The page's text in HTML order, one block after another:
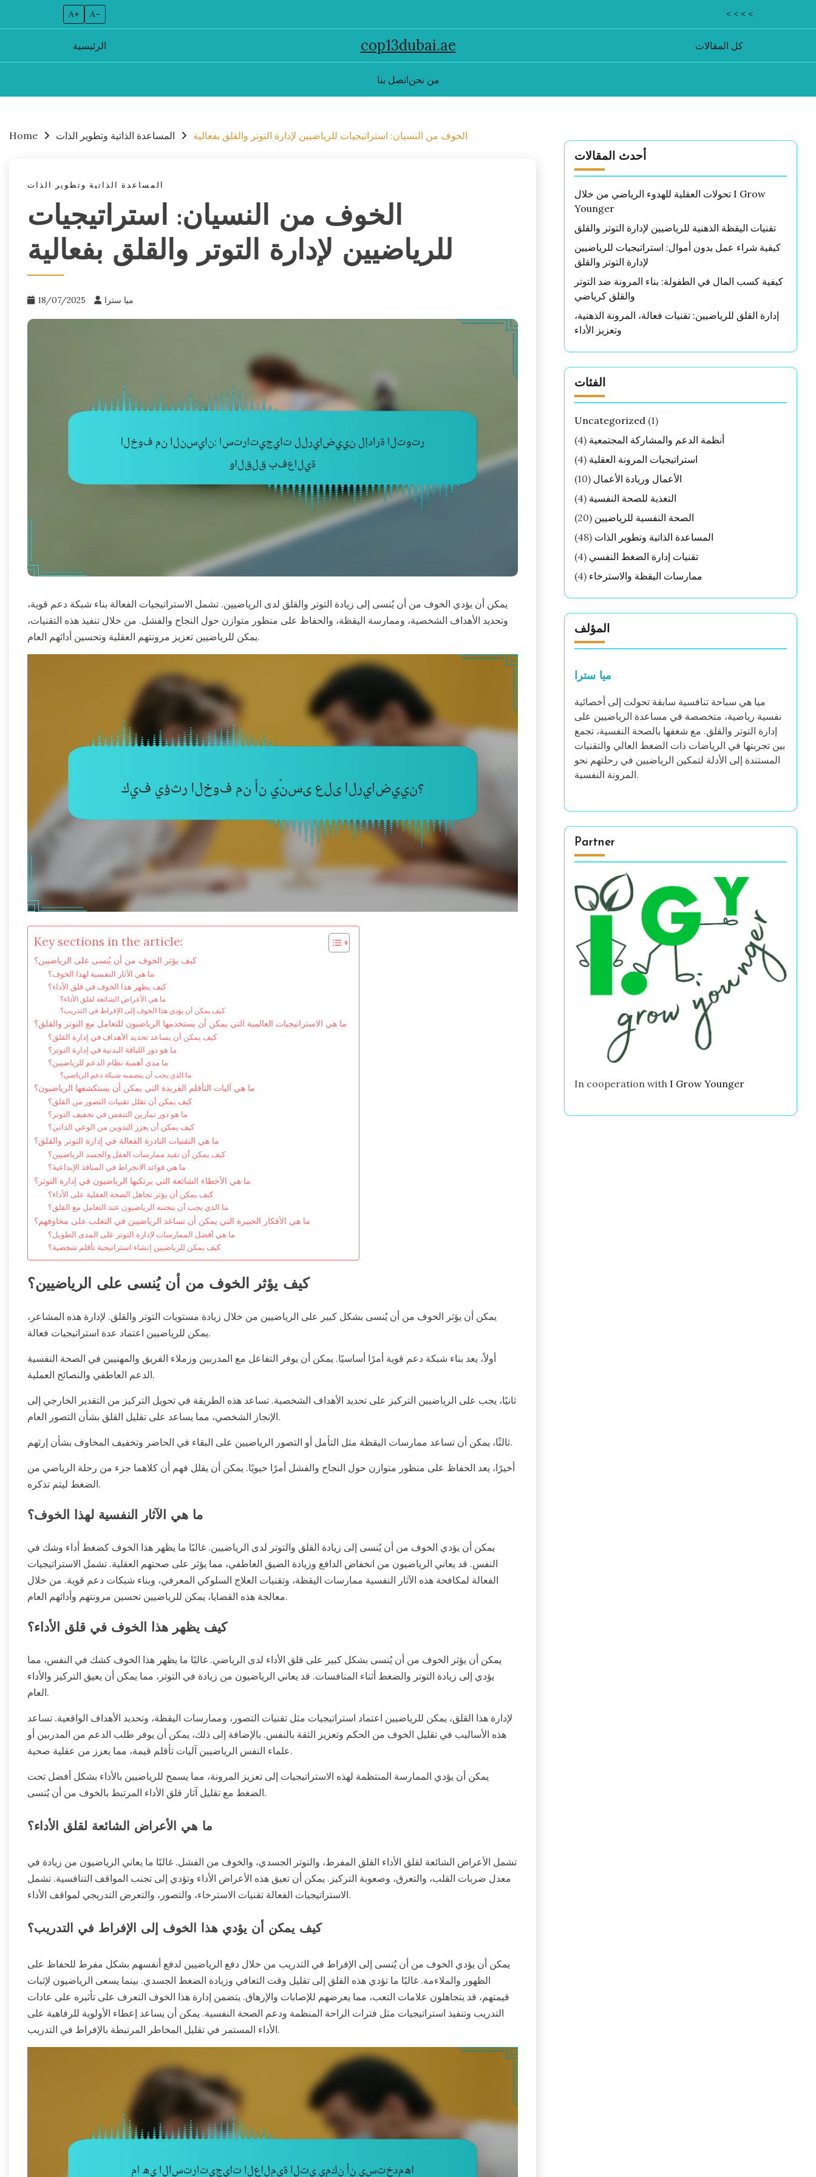
A+ A– < < < <
الرئيسية cop13dubai.ae كل المقالات
اتصل بنامن نحن
content
Home المساعدة الذاتية وتطوير الذات الخوف من النسيان: استراتيجيات للرياضيين لإدارة التوتر والقلق بفعالية
المساعدة الذاتية وتطوير الذات
الخوف من النسيان: استراتيجيات
للرياضيين لإدارة التوتر والقلق بفعالية
18/07/2025 ميا سترا
يمكن أن يؤدي الخوف من أن يُنسى إلى زيادة التوتر والقلق لدى الرياضيين. تشمل الاستراتيجيات الفعالة بناء شبكة دعم قوية،
وتحديد الأهداف الشخصية، وممارسة اليقظة، والحفاظ على منظور متوازن حول النجاح والفشل. من خلال تنفيذ هذه التقنيات،
يمكن للرياضيين تعزيز مرونتهم العقلية وتحسين أدائهم العام.
Key sections in the article:
كيف يؤثر الخوف من أن يُنسى على الرياضيين؟
ما هي الآثار النفسية لهذا الخوف؟
كيف يظهر هذا الخوف في قلق الأداء؟
ما هي الأعراض الشائعة لقلق الأداء؟
كيف يمكن أن يؤدي هذا الخوف إلى الإفراط في التدريب؟
ما هي الاستراتيجيات العالمية التي يمكن أن يستخدمها الرياضيون للتعامل مع التوتر والقلق؟
كيف يمكن أن يساعد تحديد الأهداف في إدارة القلق؟
ما هو دور اللياقة البدنية في إدارة التوتر؟
ما مدى أهمية نظام الدعم للرياضيين؟
ما الذي يجب أن يتضمنه شبكة دعم الرياضي؟
ما هي آليات التأقلم الفريدة التي يمكن أن يستكشفها الرياضيون؟
كيف يمكن أن تقلل تقنيات التصور من القلق؟
ما هو دور تمارين التنفس في تخفيف التوتر؟
كيف يمكن أن يعزز التدوين من الوعي الذاتي؟
ما هي التقنيات النادرة الفعالة في إدارة التوتر والقلق؟
كيف يمكن أن تفيد ممارسات العقل والجسد الرياضيين؟
ما هي فوائد الانخراط في المنافذ الإبداعية؟
ما هي الأخطاء الشائعة التي يرتكبها الرياضيون في إدارة التوتر؟
كيف يمكن أن يؤثر تجاهل الصحة العقلية على الأداء؟
ما الذي يجب أن يتجنبه الرياضيون عند التعامل مع القلق؟
ما هي الأفكار الخبيرة التي يمكن أن تساعد الرياضيين في التغلب على مخاوفهم؟
ما هي أفضل الممارسات لإدارة التوتر على المدى الطويل؟
كيف يمكن للرياضيين إنشاء استراتيجية تأقلم شخصية؟
كيف يؤثر الخوف من أن يُنسى على الرياضيين؟
يمكن أن يؤثر الخوف من أن يُنسى بشكل كبير على الرياضيين من خلال زيادة مستويات التوتر والقلق. لإدارة هذه المشاعر،
يمكن للرياضيين اعتماد عدة استراتيجيات فعالة.
أولاً، يعد بناء شبكة دعم قوية أمرًا أساسيًا. يمكن أن يوفر التفاعل مع المدربين وزملاء الفريق والمهنيين في الصحة النفسية
الدعم العاطفي والنصائح العملية.
ثانيًا، يجب على الرياضيين التركيز على تحديد الأهداف الشخصية. تساعد هذه الطريقة في تحويل التركيز من التقدير الخارجي إلى
الإنجاز الشخصي، مما يساعد على تقليل القلق بشأن التصور العام.
ثالثًا، يمكن أن تساعد ممارسات اليقظة مثل التأمل أو التصور الرياضيين على البقاء في الحاضر وتخفيف المخاوف بشأن إرثهم.
أخيرًا، يعد الحفاظ على منظور متوازن حول النجاح والفشل أمرًا حيويًا. يمكن أن يقلل فهم أن كلاهما جزء من رحلة الرياضي من
الضغط ليتم تذكره.
ما هي الآثار النفسية لهذا الخوف؟
يمكن أن يؤدي الخوف من أن يُنسى إلى زيادة القلق والتوتر لدى الرياضيين. غالبًا ما يظهر هذا الخوف كضغط أداء وشك في
النفس. قد يعاني الرياضيون من انخفاض الدافع وزيادة الضيق العاطفي، مما يؤثر على صحتهم العقلية. تشمل الاستراتيجيات
الفعالة لمكافحة هذه الآثار النفسية ممارسات اليقظة، وتقنيات العلاج السلوكي المعرفي، وبناء شبكات دعم قوية. من خلال
معالجة هذه القضايا، يمكن للرياضيين تحسين مرونتهم وأدائهم العام.
كيف يظهر هذا الخوف في قلق الأداء؟
يمكن أن يؤثر الخوف من أن يُنسى بشكل كبير على قلق الأداء لدى الرياضي. غالبًا ما يظهر هذا الخوف كشك في النفس، مما
يؤدي إلى زيادة التوتر والضغط أثناء المنافسات. قد يعاني الرياضيون من زيادة في التوتر، مما يمكن أن يعيق التركيز والأداء
العام.
لإدارة هذا القلق، يمكن للرياضيين اعتماد استراتيجيات مثل تقنيات التصور، وممارسات اليقظة، وتحديد الأهداف الواقعية. تساعد
هذه الأساليب في تقليل الخوف من الحكم وتعزيز الثقة بالنفس. بالإضافة إلى ذلك، يمكن أن يوفر طلب الدعم من المدربين أو
علماء النفس الرياضيين آليات تأقلم قيمة، مما يعزز من عقلية صحية.
يمكن أن يؤدي الممارسة المنتظمة لهذه الاستراتيجيات إلى تعزيز المرونة، مما يسمح للرياضيين بالأداء بشكل أفضل تحت
الضغط مع تقليل آثار قلق الأداء المرتبط بالخوف من أن يُنسى.
ما هي الأعراض الشائعة لقلق الأداء؟
تشمل الأعراض الشائعة لقلق الأداء القلق المفرط، والتوتر الجسدي، والخوف من الفشل. غالبًا ما يعاني الرياضيون من زيادة في
معدل ضربات القلب، والتعرق، وصعوبة التركيز. يمكن أن تعيق هذه الأعراض الأداء وتؤدي إلى تجنب المواقف التنافسية. تشمل
الاستراتيجيات الفعالة تقنيات الاسترخاء، والتصور، والتعرض التدريجي لمواقف الأداء.
كيف يمكن أن يؤدي هذا الخوف إلى الإفراط في التدريب؟
يمكن أن يؤدي الخوف من أن يُنسى إلى الإفراط في التدريب من خلال دفع الرياضيين لدفع أنفسهم بشكل مفرط للحفاظ على
الظهور والملاءمة. غالبًا ما تؤدي هذه القلق إلى تقليل وقت التعافي وزيادة الضغط الجسدي. بينما يسعى الرياضيون لإثبات
قيمتهم، قد يتجاهلون علامات التعب، مما يعرضهم للإصابات والإرهاق. يتضمن إدارة هذا الخوف التعرف على تأثيره على عادات
التدريب وتنفيذ استراتيجيات مثل فترات الراحة المنظمة ودعم الصحة النفسية. يمكن أن يساعد إعطاء الأولوية للرفاهية على
الأداء المستمر في تقليل المخاطر المرتبطة بالإفراط في التدريب.
أحدث المقالات
تحولات العقلية للهدوء الرياضي من خلال I Grow
Younger
تقنيات اليقظة الذهنية للرياضيين لإدارة التوتر والقلق
كيفية شراء عمل بدون أموال: استراتيجيات للرياضيين
لإدارة التوتر والقلق
كيفية كسب المال في الطفولة: بناء المرونة ضد التوتر
والقلق كرياضي
إدارة القلق للرياضيين: تقنيات فعالة، المرونة الذهنية،
وتعزيز الأداء
الفئات
Uncategorized(1)
أنظمة الدعم والمشاركة المجتمعية (4)
استراتيجيات المرونة العقلية (4)
الأعمال وريادة الأعمال (10)
التغذية للصحة النفسية (4)
الصحة النفسية للرياضيين (20)
المساعدة الذاتية وتطوير الذات (48)
تقنيات إدارة الضغط النفسي (4)
ممارسات اليقظة والاسترخاء (4)
المؤلف
ميا سترا
ميا هي سباحة تنافسية سابقة تحولت إلى أخصائية
نفسية رياضية، متخصصة في مساعدة الرياضيين على
إدارة التوتر والقلق. مع شغفها بالصحة النفسية، تجمع
بين تجربتها في الرياضات ذات الضغط العالي والتقنيات
المستندة إلى الأدلة لتمكين الرياضيين في رحلتهم نحو
المرونة النفسية.
Partner
In cooperation with I Grow Younger